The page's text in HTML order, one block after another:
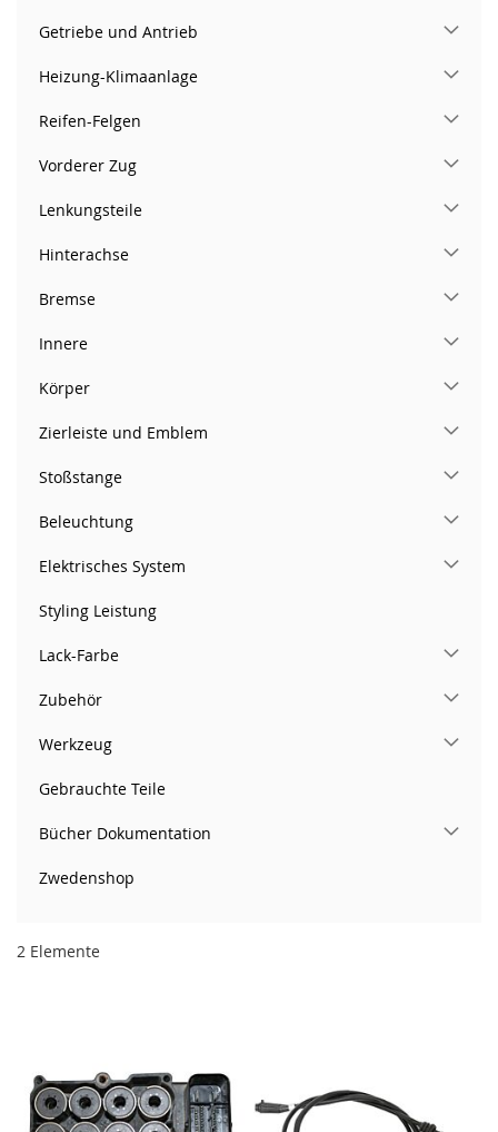
2 Elemente
Getriebe und Antrieb
Heizung-Klimaanlage
Reifen-Felgen
Vorderer Zug
Lenkungsteile
Hinterachse
Bremse
Innere
Körper
Zierleiste und Emblem
Stoßstange
Beleuchtung
Elektrisches System
Styling Leistung
Lack-Farbe
Zubehör
Werkzeug
Gebrauchte Teile
Bücher Dokumentation
Zwedenshop